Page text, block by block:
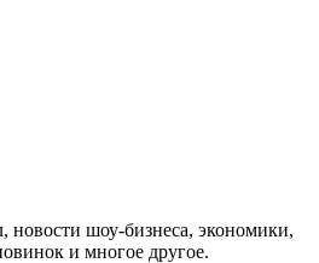
шоу-бизнеса, экономики,
и многое другое.